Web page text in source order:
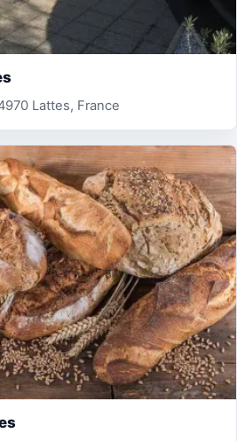
Lattes, France